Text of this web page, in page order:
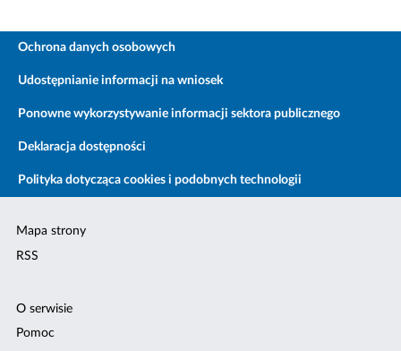
Ochrona danych osobowych
Udostępnianie informacji na wniosek
Ponowne wykorzystywanie informacji sektora publicznego
Deklaracja dostępności
Polityka dotycząca cookies i podobnych technologii
Mapa strony
RSS
O serwisie
Pomoc